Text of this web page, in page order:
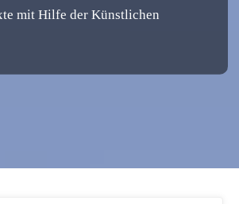
mit Hilfe der Künstlichen